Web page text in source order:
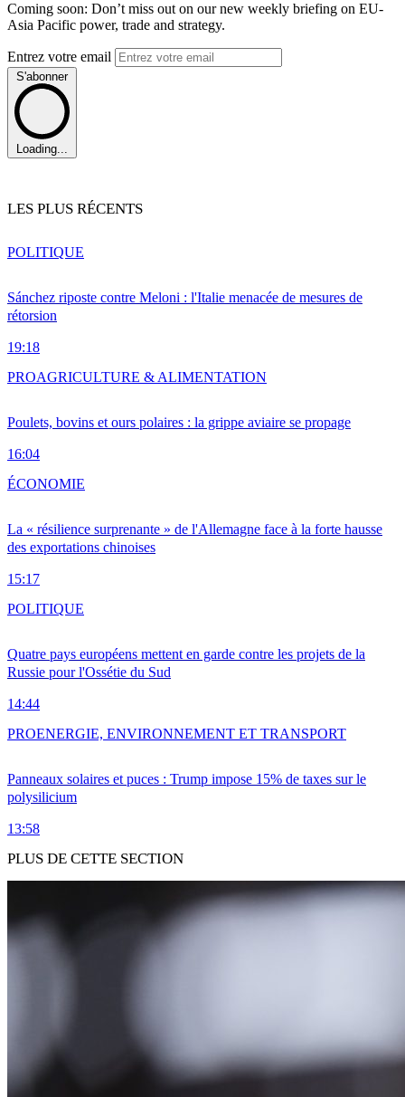
Coming soon: Don’t miss out on our new weekly briefing on EU-
Asia Pacific power, trade and strategy.
Entrez votre email
S'abonner
Loading...
LES PLUS RÉCENTS
Sánchez riposte contre Meloni : l'Italie menacée de mesures de
rétorsion
19:18
POLITIQUE
Poulets, bovins et ours polaires : la grippe aviaire se propage
16:04
PROAGRICULTURE & ALIMENTATION
La « résilience surprenante » de l'Allemagne face à la forte hausse
des exportations chinoises
15:17
ÉCONOMIE
Quatre pays européens mettent en garde contre les projets de la
Russie pour l'Ossétie du Sud
14:44
POLITIQUE
Panneaux solaires et puces : Trump impose 15% de taxes sur le
polysilicium
13:58
PROENERGIE, ENVIRONNEMENT ET TRANSPORT
PLUS DE CETTE SECTION